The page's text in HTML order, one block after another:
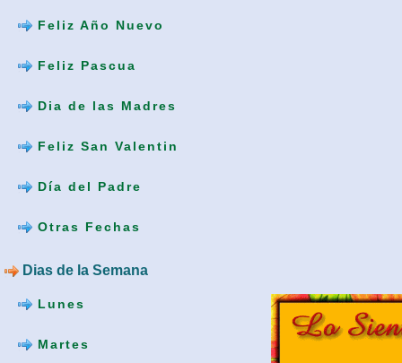
Feliz Año Nuevo
Feliz Pascua
Dia de las Madres
Feliz San Valentin
Día del Padre
Otras Fechas
Dias de la Semana
Lunes
Martes